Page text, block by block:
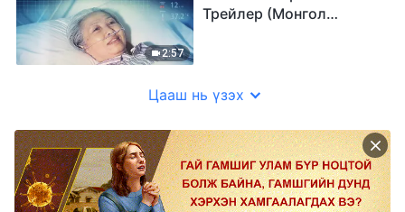
2:57
Трейлер (Монгол
Цааш нь үзэх